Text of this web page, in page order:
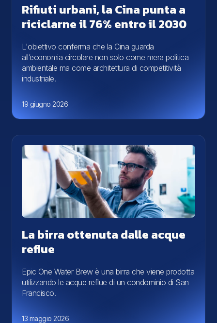
Rifiuti urbani, la Cina punta a
riciclarne il 76% entro il 2030
L'obiettivo conferma che la Cina guarda
all’economia circolare non solo come mera politica
ambientale ma come architettura di competitività
industriale.
19 giugno 2026
La birra ottenuta dalle acque
reflue
Epic One Water Brew è una birra che viene prodotta
utilizzando le acque reflue di un condominio di San
Francisco.
13 maggio 2026